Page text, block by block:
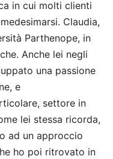
in cui molti clienti
Claudia,
Parthenope, in
Anche lei negli
una passione
e
settore in
lei stessa ricorda,
ad un approccio
ho poi ritrovato in